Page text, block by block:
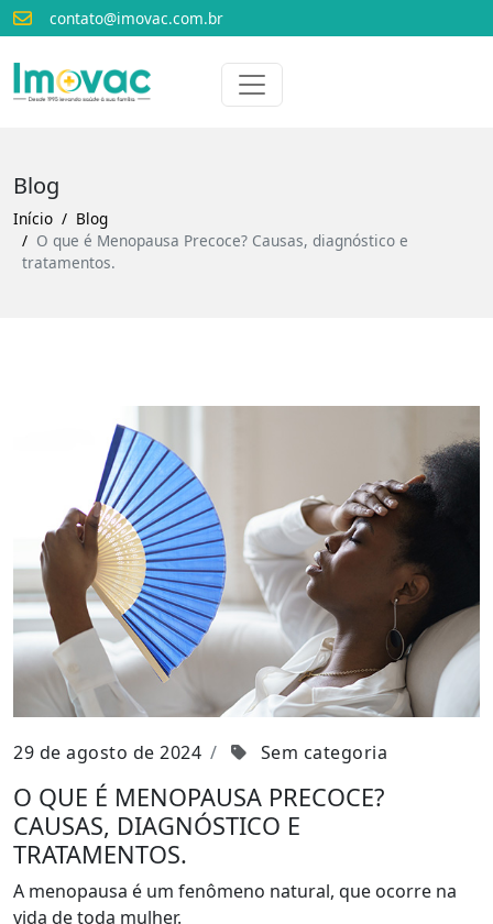
contato@imovac.com.br
Voltar para o início
Blog
Início
Blog
O que é Menopausa Precoce? Causas, diagnóstico e
tratamentos.
29 de agosto de 2024 Sem categoria
O QUE É MENOPAUSA PRECOCE?
CAUSAS, DIAGNÓSTICO E
TRATAMENTOS.
A menopausa é um fenômeno natural, que ocorre na
vida de toda mulher.